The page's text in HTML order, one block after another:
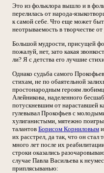
Это из фольклора вышло и в
перелилась от народа-
к самой себе. Что еще может
неотрываемость в творчестве
Большой мудрости, присущей
пожалуй, нет, зато какая
ли? Я с детства его лучшие
Однако судьба самого
стихам, не по обаятельной
простонародным героям
Алейникова, наделенного
потускневшим от нараставшей
гулевывал Прокофьев с
хулиганистыми, мятежно
талантов Борисом Корниловым
их расстрел, да так, что он стал
много лет после их
строки оказались
случае Павла Васильева к
приплясыванью: